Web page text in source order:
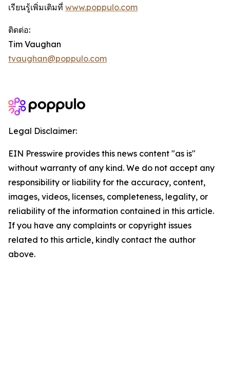
เรียนรู้เพิ่มเติมที่ www.poppulo.com
ติดต่อ:
Tim Vaughan
tvaughan@poppulo.com
Legal Disclaimer:
EIN Presswire provides this news content "as is"
without warranty of any kind. We do not accept any
responsibility or liability for the accuracy, content,
images, videos, licenses, completeness, legality, or
reliability of the information contained in this article.
If you have any complaints or copyright issues
related to this article, kindly contact the author
above.